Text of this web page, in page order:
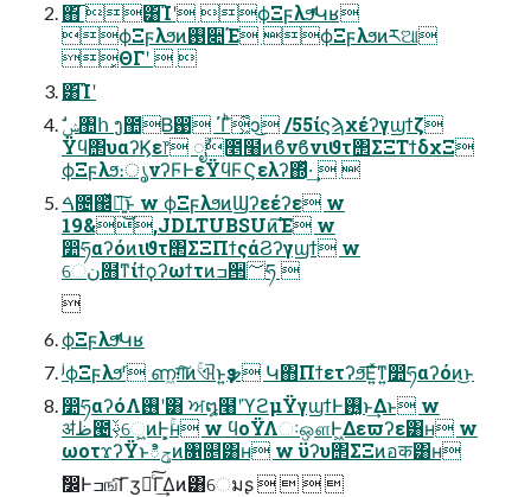
΋͘͡ ͸͡Ίʹ ϕΞϝλϧͬͯԿʁ
ϕΞϝλϧͷ࢓૊Έ ϕΞϝλϧͷཪଆ
͓ΘΓʹ  
͸͡Ίʹ
Ϋϥ΢υαʔϏε෦ ೖࣾ೥໨ͷϐνϐνιϑτ΢ΣΞΤϯδχΞ
ϕΞϝλϧ։ൃνʔϜͰεΫϥϜϚελʔ΍ͬͯ·͢  
ࠓ೔஌ͬͯཉ͍͜͠ͱ w ϕΞϝλϧͷϢʔεέʔε w
19&,JDLTUBSUͷ͘͠Έ w
෺ཧαʔόͷιϑτ΢ΣΞΠϯςάϨʔγϣϯ w
େن໛ͳίϯϙʔωϯτͷߏ੒؅ཧ 

ϕΞϝλϧͬͯԿʁ
ʲϕΞϝλϧʳ ണ͖ग़͠ͷۚଐͱ͍͏ҙຯ Կ΋Πϯετʔϧ͞Ε͍ͯͳ͍෺ཧαʔόͷ͜ͱ
෺ཧαʔόΛ࢖͏ʹ͸ ਅ໘໨ʹϓϩμΫγϣϯͰ࢖͓͏ͱ͢Δͱ w
ॳظ౤ࢿ͕େ͖͍ͷͰ͓͕ۚʜ w ϥοΫΛઃஔͰ͖Δεϖʔε͸ʜ w
ωοτϫʔΫͱిݯͷ৑௕͸ʜ w ϋʔυ΢ΣΞͷอक͸ʜ
ࣗ෼Ͱߏஙͨ͠Γӡ༻ͨ͠Γ͢Δͷ͸େมʂ    